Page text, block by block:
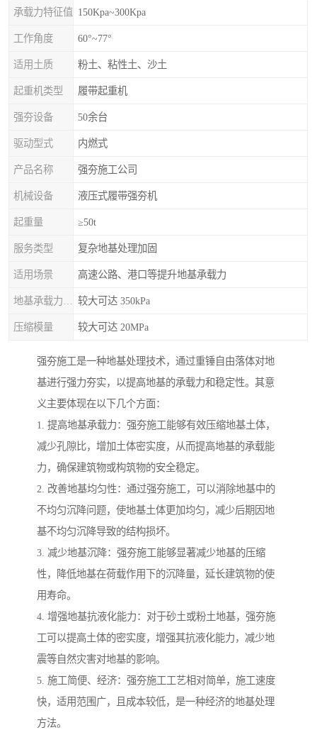
承载力特征值 150Kpa~300Kpa
工作角度 60°~77°
适用土质 粉土、粘性土、沙土
起重机类型 履带起重机
强夯设备 50余台
驱动型式 内燃式
产品名称 强夯施工公司
机械设备 液压式履带强夯机
起重量 ≥50t
服务类型 复杂地基处理加固
适用场景 高速公路、港口等提升地基承载力
较大可达 350kPa
压缩模量 较大可达 20MPa
强夯施工是一种地基处理技术，通过重锤自由落体对地
基进行强力夯实，以提高地基的承载力和稳定性。其意
义主要体现在以下几个方面：
1. 提高地基承载力：强夯施工能够有效压缩地基土体，
减少孔隙比，增加土体密实度，从而提高地基的承载能
力，确保建筑物或构筑物的安全稳定。
2. 改善地基均匀性：通过强夯施工，可以消除地基中的
不均匀沉降问题，使地基土体更加均匀，减少后期因地
基不均匀沉降导致的结构损坏。
3. 减少地基沉降：强夯施工能够显著减少地基的压缩
性，降低地基在荷载作用下的沉降量，延长建筑物的使
用寿命。
4. 增强地基抗液化能力：对于砂土或粉土地基，强夯施
工可以提高土体的密实度，增强其抗液化能力，减少地
震等自然灾害对地基的影响。
5. 施工简便、经济：强夯施工工艺相对简单，施工速度
快，适用范围广，且成本较低，是一种经济的地基处理
方法。